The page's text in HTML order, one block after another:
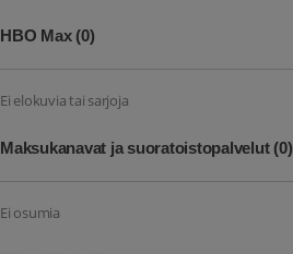
HBO Max(0)
Ei elokuvia tai sarjoja
Maksukanavat ja suoratoistopalvelut(0)
Ei osumia